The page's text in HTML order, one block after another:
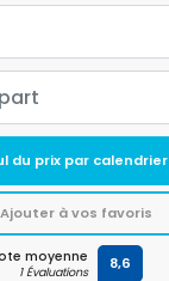
du prix par calendrier
Ajouter à vos favoris
moyenne
1 Évaluations 8,6